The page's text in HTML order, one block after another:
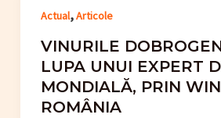
Actual,Articole
VINURILE
LUPA UNUI EXPERT
MONDIALĂ, PRIN
ROMÂNIA